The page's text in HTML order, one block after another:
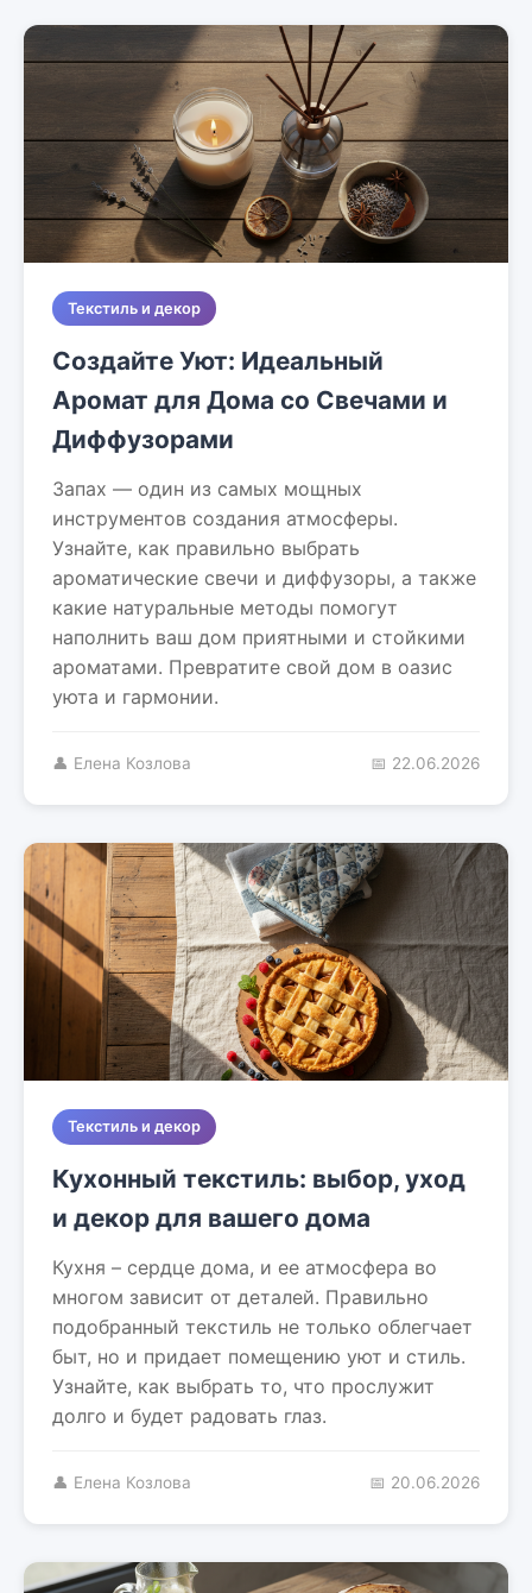
Текстиль и декор
Создайте Уют: Идеальный
Аромат для Дома со Свечами и
Диффузорами
Запах — один из самых мощных
инструментов создания атмосферы.
Узнайте, как правильно выбрать
ароматические свечи и диффузоры, а также
какие натуральные методы помогут
наполнить ваш дом приятными и стойкими
ароматами. Превратите свой дом в оазис
уюта и гармонии.
👤 Елена Козлова 📅 22.06.2026
Текстиль и декор
Кухонный текстиль: выбор, уход
и декор для вашего дома
Кухня – сердце дома, и ее атмосфера во
многом зависит от деталей. Правильно
подобранный текстиль не только облегчает
быт, но и придает помещению уют и стиль.
Узнайте, как выбрать то, что прослужит
долго и будет радовать глаз.
👤 Елена Козлова 📅 20.06.2026